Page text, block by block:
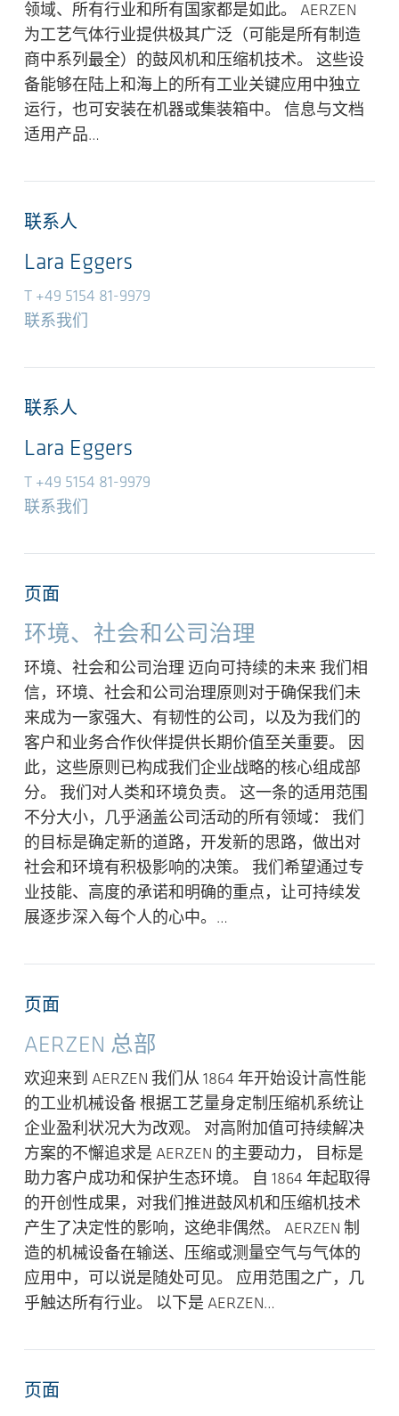
领域、所有行业和所有国家都是如此。 AERZEN
为工艺气体行业提供极其广泛（可能是所有制造
商中系列最全）的鼓风机和压缩机技术。 这些设
备能够在陆上和海上的所有工业关键应用中独立
运行，也可安装在机器或集装箱中。 信息与文档
适用产品…
联系人
Lara Eggers
T +49 5154 81-9979
联系我们
联系人
Lara Eggers
T +49 5154 81-9979
联系我们
页面
环境、社会和公司治理
环境、社会和公司治理 迈向可持续的未来 我们相
信，环境、社会和公司治理原则对于确保我们未
来成为一家强大、有韧性的公司，以及为我们的
客户和业务合作伙伴提供长期价值至关重要。 因
此，这些原则已构成我们企业战略的核心组成部
分。 我们对人类和环境负责。 这一条的适用范围
不分大小，几乎涵盖公司活动的所有领域： 我们
的目标是确定新的道路，开发新的思路，做出对
社会和环境有积极影响的决策。 我们希望通过专
业技能、高度的承诺和明确的重点，让可持续发
展逐步深入每个人的心中。…
页面
AERZEN 总部
欢迎来到 AERZEN 我们从 1864 年开始设计高性能
的工业机械设备 根据工艺量身定制压缩机系统让
企业盈利状况大为改观。 对高附加值可持续解决
方案的不懈追求是 AERZEN 的主要动力， 目标是
助力客户成功和保护生态环境。 自 1864 年起取得
的开创性成果，对我们推进鼓风机和压缩机技术
产生了决定性的影响，这绝非偶然。 AERZEN 制
造的机械设备在输送、压缩或测量空气与气体的
应用中，可以说是随处可见。 应用范围之广，几
乎触达所有行业。 以下是 AERZEN…
页面